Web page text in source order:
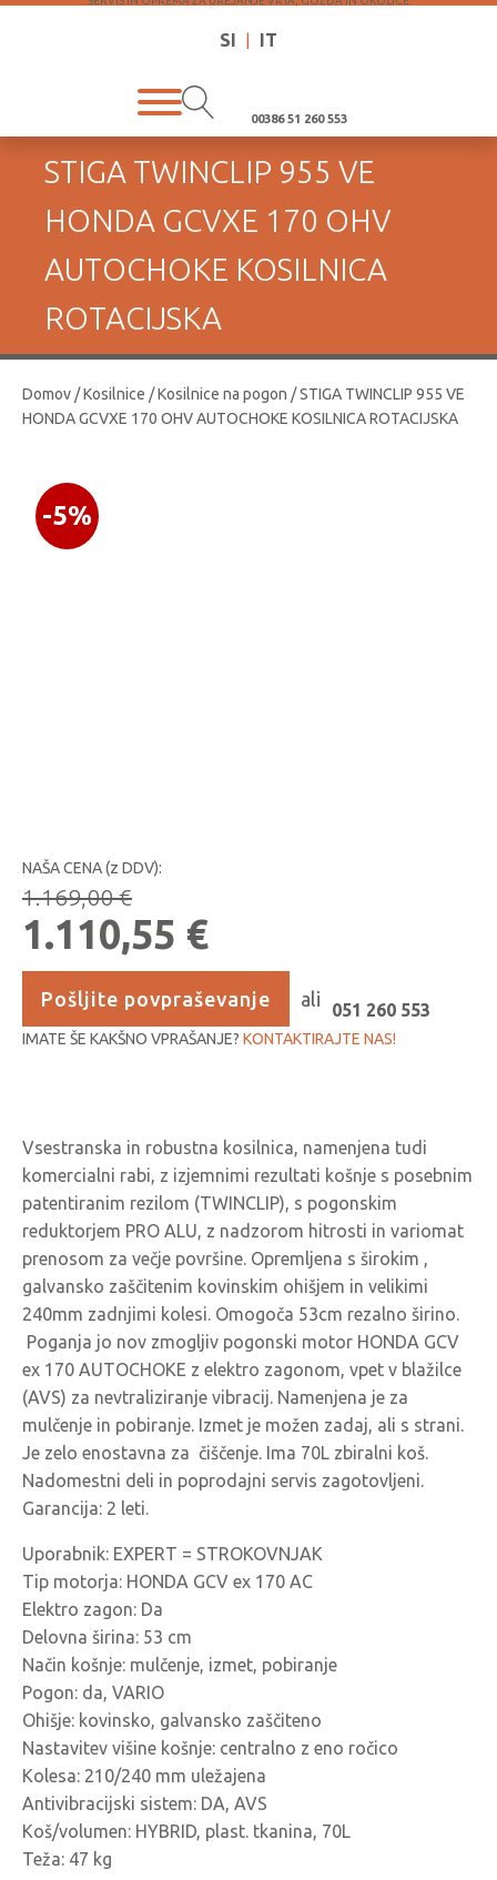
SI | IT
00386 51 260 553
STIGA TWINCLIP 955 VE
HONDA GCVXE 170 OHV
AUTOCHOKE KOSILNICA
ROTACIJSKA
Domov /Kosilnice /Kosilnice na pogon / STIGA TWINCLIP 955 VE
HONDA GCVXE 170 OHV AUTOCHOKE KOSILNICA ROTACIJSKA
-5%
NAŠA CENA (z DDV):
1.169,00€
Izvirna
cena
je
bila:
1.110,55 €
cena
je:
1.110,55 €.
Pošljite povpraševanje ali 051 260 553
IMATE ŠE KAKŠNO VPRAŠANJE? KONTAKTIRAJTE NAS!
Vsestranska in robustna kosilnica, namenjena tudi
komercialni rabi, z izjemnimi rezultati košnje s posebnim
patentiranim rezilom (TWINCLIP), s pogonskim
reduktorjem PRO ALU, z nadzorom hitrosti in variomat
prenosom za večje površine. Opremljena s širokim ,
galvansko zaščitenim kovinskim ohišjem in velikimi
240mm zadnjimi kolesi. Omogoča 53cm rezalno širino.
Poganja jo nov zmogljiv pogonski motor HONDA GCV
ex 170 AUTOCHOKE z elektro zagonom, vpet v blažilce
(AVS) za nevtraliziranje vibracij. Namenjena je za
mulčenje in pobiranje. Izmet je možen zadaj, ali s strani.
Je zelo enostavna za čiščenje. Ima 70L zbiralni koš.
Nadomestni deli in poprodajni servis zagotovljeni.
Garancija: 2 leti.
Uporabnik: EXPERT = STROKOVNJAK
Tip motorja: HONDA GCV ex 170 AC
Elektro zagon: Da
Delovna širina: 53 cm
Način košnje: mulčenje, izmet, pobiranje
Pogon: da, VARIO
Ohišje: kovinsko, galvansko zaščiteno
Nastavitev višine košnje: centralno z eno ročico
Kolesa: 210/240 mm uležajena
Antivibracijski sistem: DA, AVS
Koš/volumen: HYBRID, plast. tkanina, 70L
Teža: 47 kg